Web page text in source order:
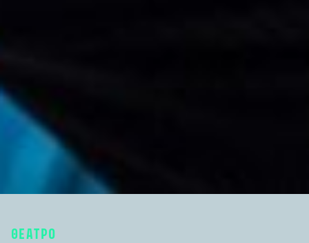
ΘΕΑΤΡΟ